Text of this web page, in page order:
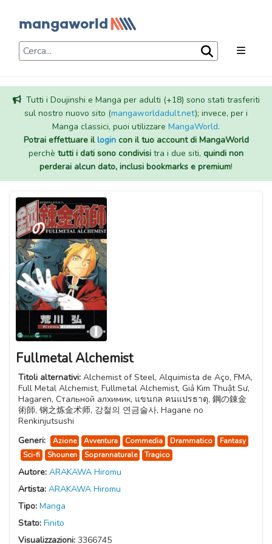
Tutti i Doujinshi e Manga per adulti (+18) sono stati trasferiti
sul nostro nuovo sito (mangaworldadult.net); invece, per i
Manga classici, puoi utilizzare MangaWorld.
Potrai effettuare illogincon il tuo account di MangaWorld
perchè tutti i dati sono condivisi tra i due siti, quindi non
perderai alcun dato, inclusi bookmarks e premium!
Fullmetal Alchemist
Titoli alternativi: Alchemist of Steel, Alquimista de Aço, FMA,
Full Metal Alchemist, Fullmetal Alchemist, Giả Kim Thuật Sư,
Hagaren, Стальной алхимик, แขนกล คนแปรธาตุ, 鋼の錬金
術師, 钢之炼金术师, 강철의 연금술사, Hagane no
Renkinjutsushi
Generi:
Azione Avventura Commedia Drammatico
Fantasy
Sci-fi
Shounen Soprannaturale Tragico
Autore: ARAKAWA Hiromu
Artista: ARAKAWA Hiromu
Tipo: Manga
Stato: Finito
Visualizzazioni: 3366745